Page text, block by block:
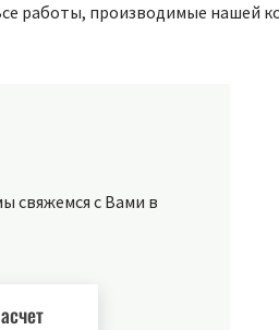
работы, производимые нашей
свяжемся с Вами в